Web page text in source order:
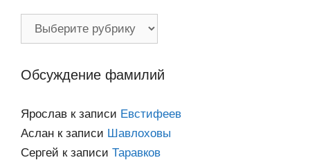
Фамилии
Обсуждение фамилий
Ярослав к записи Евстифеев
Аслан к записи Шавлоховы
Сергей к записи Таравков